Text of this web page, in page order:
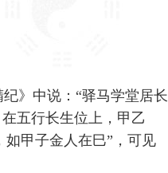
》中说：“驿马学堂居长
五行长生位上，甲乙
甲子金人在巳”，可见